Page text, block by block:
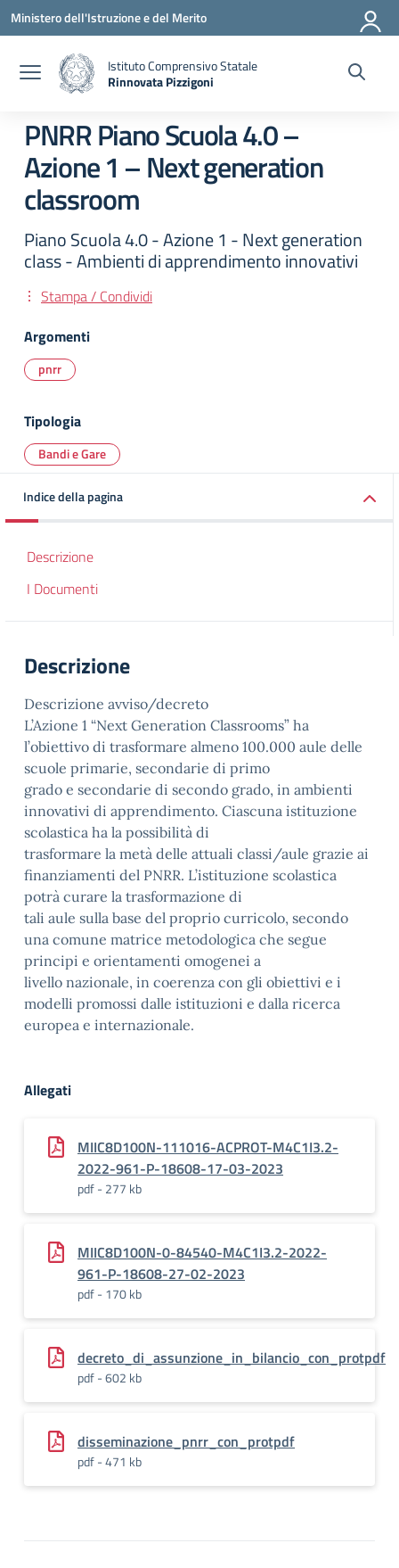
Vai ai contenuti
Vai al menu di navigazione
Vai al footer
Ministero dell'Istruzione e del Merito
Istituto Comprensivo Statale
Rinnovata Pizzigoni
PNRR Piano Scuola 4.0 –
Azione 1 – Next generation
classroom
Piano Scuola 4.0 - Azione 1 - Next generation
class - Ambienti di apprendimento innovativi
Stampa / Condividi
Argomenti
pnrr
Tipologia
Bandi e Gare
Indice della pagina
Descrizione
I Documenti
Descrizione
Descrizione avviso/decreto
L’Azione 1 “Next Generation Classrooms” ha
l’obiettivo di trasformare almeno 100.000 aule delle
scuole primarie, secondarie di primo
grado e secondarie di secondo grado, in ambienti
innovativi di apprendimento. Ciascuna istituzione
scolastica ha la possibilità di
trasformare la metà delle attuali classi/aule grazie ai
finanziamenti del PNRR. L’istituzione scolastica
potrà curare la trasformazione di
tali aule sulla base del proprio curricolo, secondo
una comune matrice metodologica che segue
principi e orientamenti omogenei a
livello nazionale, in coerenza con gli obiettivi e i
modelli promossi dalle istituzioni e dalla ricerca
europea e internazionale.
Allegati
MIIC8D100N-111016-ACPROT-M4C1I3.2-
2022-961-P-18608-17-03-2023
pdf - 277 kb
MIIC8D100N-0-84540-M4C1I3.2-2022-
961-P-18608-27-02-2023
pdf - 170 kb
decreto_di_assunzione_in_bilancio_con_protpdf
pdf - 602 kb
disseminazione_pnrr_con_protpdf
pdf - 471 kb